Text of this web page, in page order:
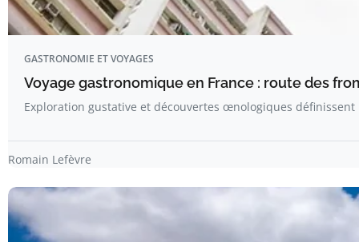
GASTRONOMIE ET VOYAGES
Voyage gastronomique en France : route des
Exploration gustative et découvertes œnologiques définissent
Romain Lefèvre